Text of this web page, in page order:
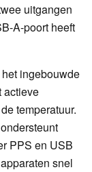
uitgangen
A-poort heeft
ingebouwde
actieve
temperatuur.
PPS en USB
snel